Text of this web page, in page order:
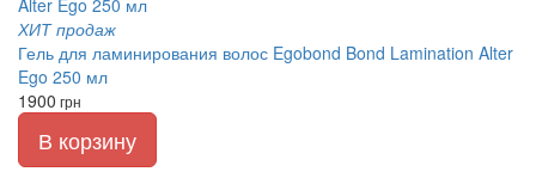
ХИТ продаж
Гель для ламинирования волос Egobond Bond Lamination Alter
Ego 250 мл
1900 грн
В корзину